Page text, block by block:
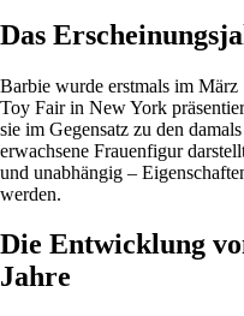
Das
Barbie wurde erstmals im
Toy Fair in New York
sie im Gegensatz zu den
erwachsene Frauenfigur
und unabhängig –
werden.
Die Entwicklung
Jahre